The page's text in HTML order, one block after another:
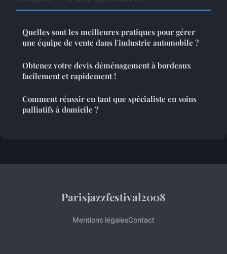
Quelles sont les meilleures pratiques pour gérer
une équipe de vente dans l'industrie automobile ?
Obtenez votre devis déménagement à bordeaux
facilement et rapidement !
Comment réussir en tant que spécialiste en soins
palliatifs à domicile ?
Parisjazzfestival2008
Mentions légalesContact